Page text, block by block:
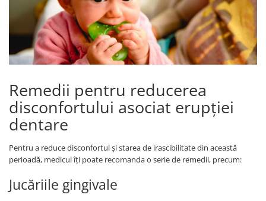
Remedii pentru reducerea
disconfortului asociat erupției
dentare
Pentru a reduce disconfortul și starea de irascibilitate din această
perioadă, medicul îți poate recomanda o serie de remedii, precum:
Jucăriile gingivale